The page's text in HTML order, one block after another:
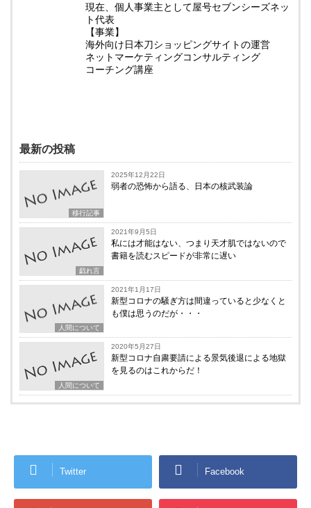
現在、個人事業主として屋号セブンシーズネッ
ト代表
【事業】
海外向け日本刀ショッピングサイトの運営
ネットマーケティングコンサルティング
コーチング講座
最新の投稿
移行記事
2025年12月22日
弱者の恐怖から語る、日本の核武装論
戯れ言
2021年9月5日
私には才能はない、つまり天才肌ではないので
書籍を読むスピードが非常に遅い
人間について
2021年1月17日
新型コロナの騒ぎ方は間違っていると少なくと
も僕は思うのだが・・・
人間について
2020年5月27日
新型コロナ自粛要請による景気後退による地獄
を見るのはこれからだ！
Twitter Facebook